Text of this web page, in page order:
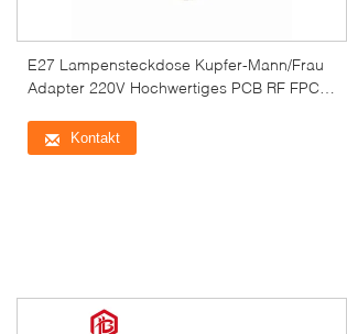
E27 Lampensteckdose Kupfer-Mann/Frau
Adapter 220V Hochwertiges PCB RF FPC
Drahtschalter
Kontakt